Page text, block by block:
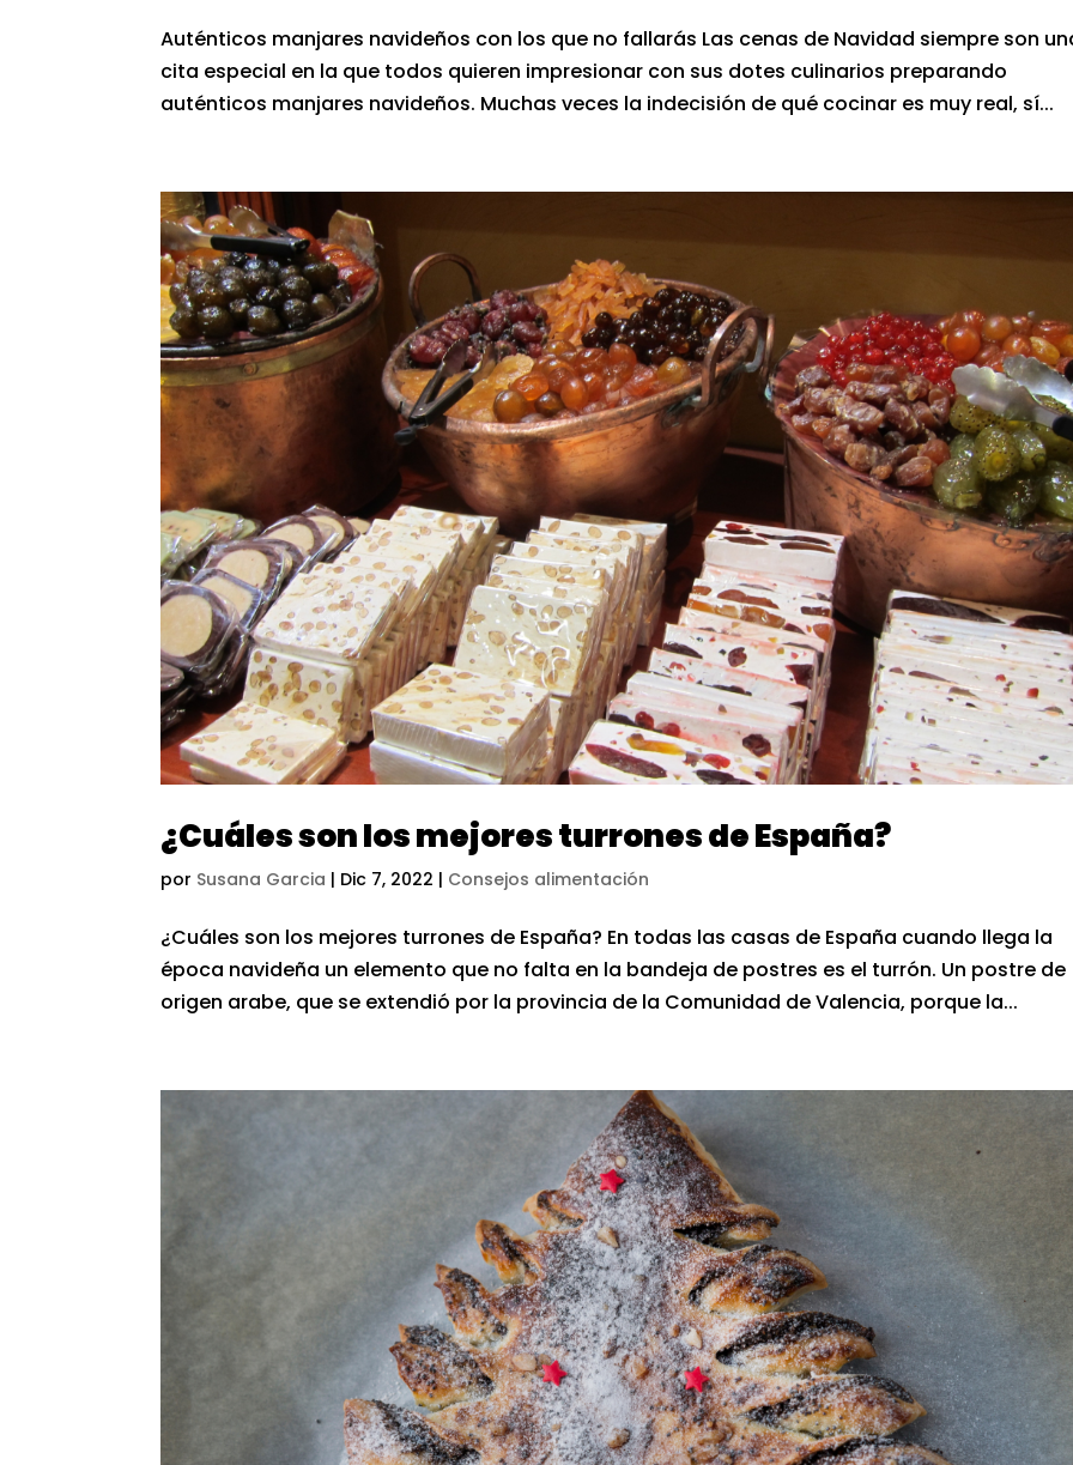
Auténticos manjares navideños con los que no fallarás Las cenas de Navidad siempre son
cita especial en la que todos quieren impresionar con sus dotes culinarios preparando
auténticos manjares navideños. Muchas veces la indecisión de qué cocinar es muy real, sí...
¿Cuáles son los mejores turrones de España?
por Susana Garcia | Dic 7, 2022 | Consejos alimentación
¿Cuáles son los mejores turrones de España? En todas las casas de España cuando llega la
época navideña un elemento que no falta en la bandeja de postres es el turrón. Un postre de
origen arabe, que se extendió por la provincia de la Comunidad de Valencia, porque la...